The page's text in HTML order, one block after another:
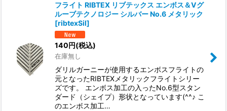
フライト RIBTEX リブテックス エンボス＆Vグ
ルーブテクノロジー シルバー No.6 メタリック
[ribtexSil]
140円(税込)
在庫無し
ダリルガーニーが使用するエンボスフライトの
元となったRIBTEXメタリックフライトシリー
ズです。 エンボス加工の入ったNo.6型スタン
ダード（シェイプ）形状となっています(^^♪ こ
のエンボス加工…